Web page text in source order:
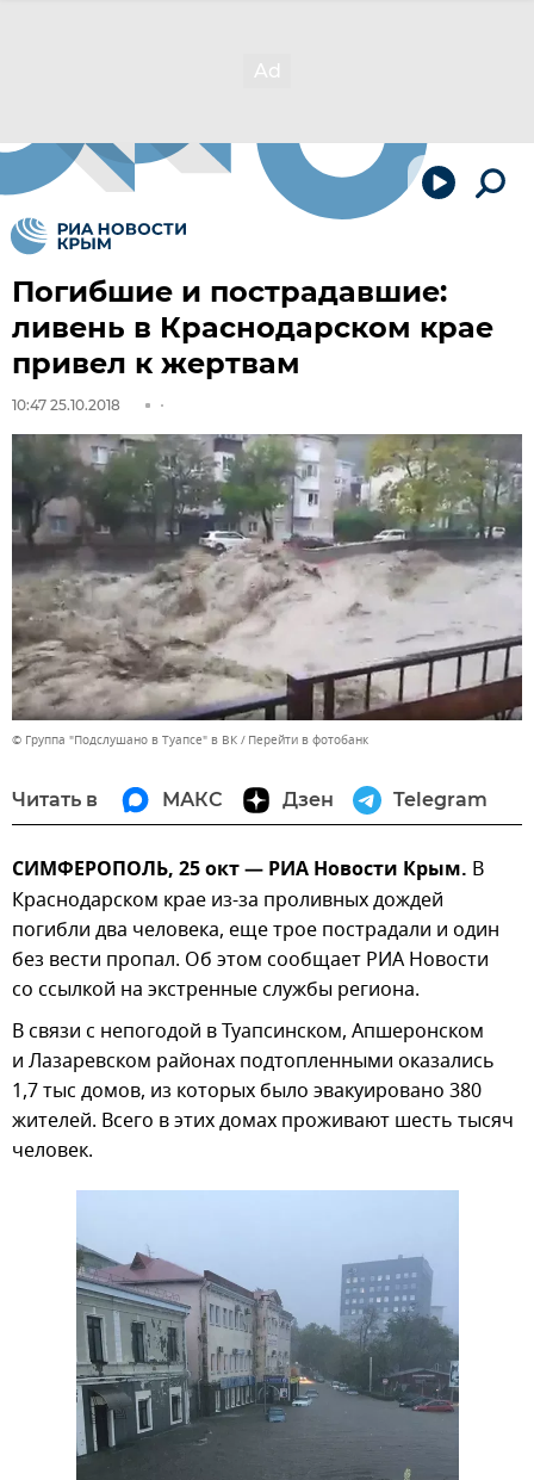
Погибшие и пострадавшие:
ливень в Краснодарском крае
привел к жертвам
10:47 25.10.2018
© Группа "Подслушано в Туапсе" в ВК Перейти в фотобанк
Читать в МАКС Дзен Telegram
СИМФЕРОПОЛЬ, 25 окт — РИА Новости Крым. В
Краснодарском крае из-за проливных дождей
погибли два человека, еще трое пострадали и один
без вести пропал. Об этом сообщает РИА Новости
со ссылкой на экстренные службы региона.
В связи с непогодой в Туапсинском, Апшеронском
и Лазаревском районах подтопленными оказались
1,7 тыс домов, из которых было эвакуировано 380
жителей. Всего в этих домах проживают шесть тысяч
человек.